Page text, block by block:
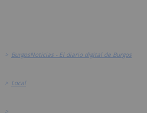
> BurgosNoticias - El diario digital de Burgos
> Local
>